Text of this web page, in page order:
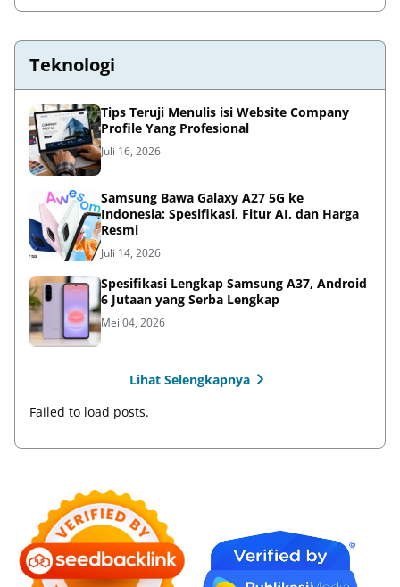
Teknologi
Tips Teruji Menulis isi Website Company
Profile Yang Profesional
Juli 16, 2026
Samsung Bawa Galaxy A27 5G ke
Indonesia: Spesifikasi, Fitur AI, dan Harga
Resmi
Juli 14, 2026
Spesifikasi Lengkap Samsung A37, Android
6 Jutaan yang Serba Lengkap
Mei 04, 2026
Lihat Selengkapnya
Failed to load posts.